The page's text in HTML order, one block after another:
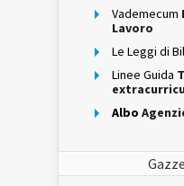
Vademecum
Lavoro
Le Leggi di
Linee Guida
Albo